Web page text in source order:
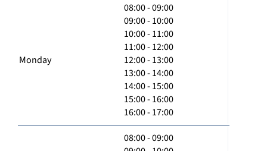
Monday
08:00 - 09:00
09:00 - 10:00
10:00 - 11:00
11:00 - 12:00
12:00 - 13:00
13:00 - 14:00
14:00 - 15:00
15:00 - 16:00
16:00 - 17:00
08:00 - 09:00